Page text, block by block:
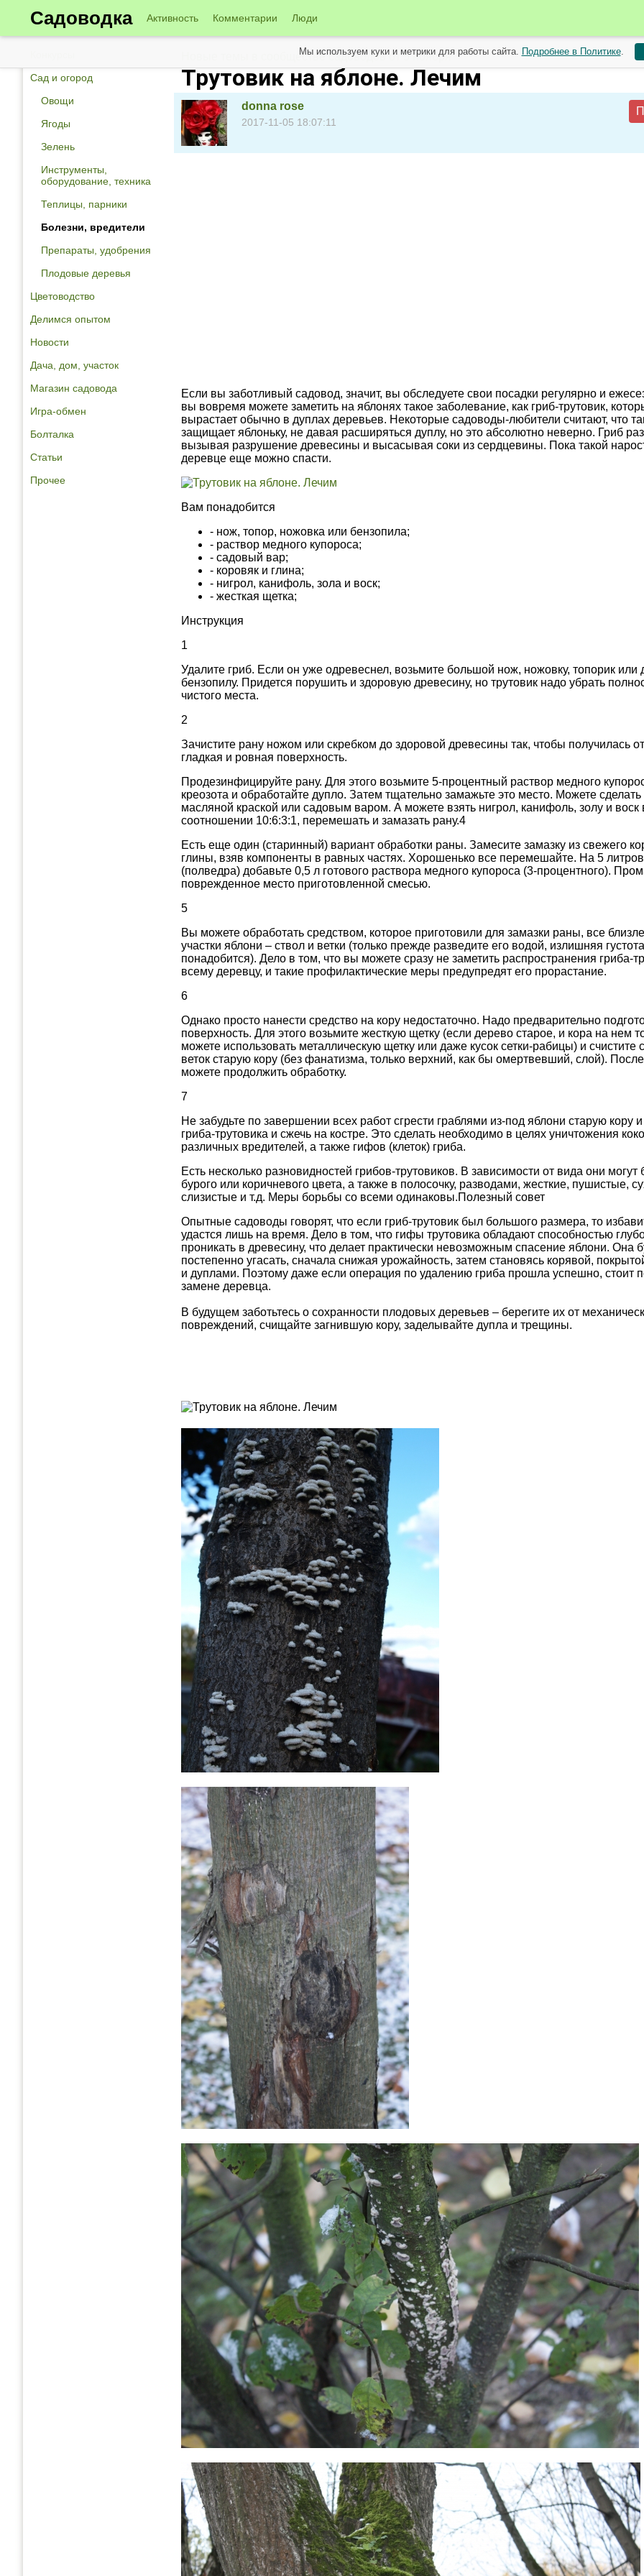
Садоводка Активность Комментарии Люди
Сад и огород
Овощи
Ягоды
Зелень
Инструменты,
оборудование, техника
Теплицы, парники
Болезни, вредители
Препараты, удобрения
Плодовые деревья
Цветоводство
Делимся опытом
Новости
Дача, дом, участок
Магазин садовода
Игра-обмен
Болталка
Статьи
Прочее
Новые темы в сообществе садоводов от 5 ноября
Трутовик на яблоне. Лечим
donna rose
2017-11-05 18:07:11
Если вы заботливый садовод, значит, вы обследуете свои посадки регулярно и
вы вовремя можете заметить на яблонях такое заболевание, как гриб-трутовик,
вырастает обычно в дуплах деревьев. Некоторые садоводы-любители считают, что
защищает яблоньку, не давая расширяться дуплу, но это абсолютно неверно. Гриб
вызывая разрушение древесины и высасывая соки из сердцевины. Пока такой
деревце еще можно спасти.
Вам понадобится
- нож, топор, ножовка или бензопила;
- раствор медного купороса;
- садовый вар;
- коровяк и глина;
- нигрол, канифоль, зола и воск;
- жесткая щетка;
Инструкция
1
Удалите гриб. Если он уже одревеснел, возьмите большой нож, ножовку, топорик или
бензопилу. Придется порушить и здоровую древесину, но трутовик надо убрать
чистого места.
2
Зачистите рану ножом или скребком до здоровой древесины так, чтобы получилась
гладкая и ровная поверхность.
Продезинфицируйте рану. Для этого возьмите 5-процентный раствор медного
креозота и обработайте дупло. Затем тщательно замажьте это место. Можете сделать
масляной краской или садовым варом. А можете взять нигрол, канифоль, золу и воск
соотношении 10:6:3:1, перемешать и замазать рану.4
Есть еще один (старинный) вариант обработки раны. Замесите замазку из свежего
глины, взяв компоненты в равных частях. Хорошенько все перемешайте. На 5
(полведра) добавьте 0,5 л готового раствора медного купороса (3-процентного).
поврежденное место приготовленной смесью.
5
Вы можете обработать средством, которое приготовили для замазки раны, все
участки яблони – ствол и ветки (только прежде разведите его водой, излишняя
понадобится). Дело в том, что вы можете сразу не заметить распространения гриба-
всему деревцу, и такие профилактические меры предупредят его прорастание.
6
Однако просто нанести средство на кору недостаточно. Надо предварительно
поверхность. Для этого возьмите жесткую щетку (если дерево старое, и кора на нем
можете использовать металлическую щетку или даже кусок сетки-рабицы) и счистите
веток старую кору (без фанатизма, только верхний, как бы омертвевший, слой). После
можете продолжить обработку.
7
Не забудьте по завершении всех работ сгрести граблями из-под яблони старую кору
гриба-трутовика и сжечь на костре. Это сделать необходимо в целях уничтожения
различных вредителей, а также гифов (клеток) гриба.
Есть несколько разновидностей грибов-трутовиков. В зависимости от вида они могут
бурого или коричневого цвета, а также в полосочку, разводами, жесткие, пушистые,
слизистые и т.д. Меры борьбы со всеми одинаковы.Полезный совет
Опытные садоводы говорят, что если гриб-трутовик был большого размера, то
удастся лишь на время. Дело в том, что гифы трутовика обладают способностью
проникать в древесину, что делает практически невозможным спасение яблони. Она
постепенно угасать, сначала снижая урожайность, затем становясь корявой,
и дуплами. Поэтому даже если операция по удалению гриба прошла успешно, стоит
замене деревца.
В будущем заботьтесь о сохранности плодовых деревьев – берегите их от
повреждений, счищайте загнившую кору, заделывайте дупла и трещины.
Мы используем куки и метрики для работы сайта. Подробнее в Политике.